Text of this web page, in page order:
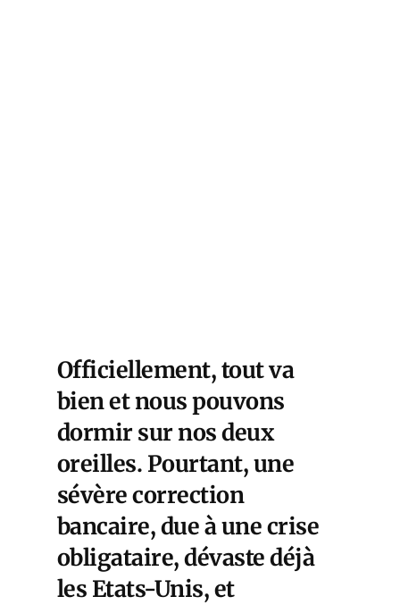
Officiellement, tout va
bien et nous pouvons
dormir sur nos deux
oreilles. Pourtant, une
sévère correction
bancaire, due à une crise
obligataire, dévaste déjà
les Etats-Unis, et